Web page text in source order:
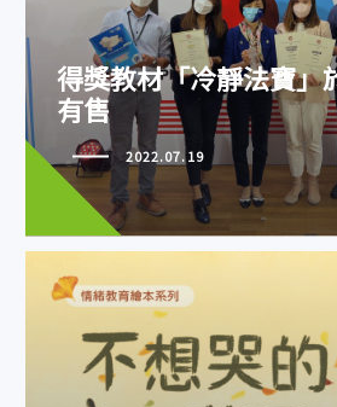
得獎教材「冷靜法寶
展有售
得獎教材「冷靜法寶」
有售
2022.07.19
情緒教育繪本助兒童